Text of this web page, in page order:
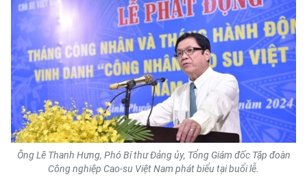
THỜI NAY
NHÂN DÂN CUỐI TUẦN
NHÂN DÂN HẰNG THÁNG
MUA BÁO
ĐỌC BÁO IN
Ông Lê Thanh Hưng, Phó Bí thư Đảng ủy, Tổng Giám đốc Tập đoàn
Công nghiệp Cao-su Việt Nam phát biểu tại buổi lễ.